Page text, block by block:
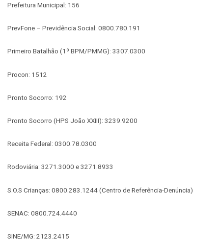
Prefeitura Municipal: 156
PrevFone – Previdência Social: 0800.780.191
Primeiro Batalhão (1º BPM/PMMG): 3307.0300
Procon: 1512
Pronto Socorro: 192
Pronto Socorro (HPS João XXIII): 3239.9200
Receita Federal: 0300.78.0300
Rodoviária: 3271.3000 e 3271.8933
S.O.S Crianças: 0800.283.1244 (Centro de Referência-Denúncia)
SENAC: 0800.724.4440
SINE/MG: 2123.2415